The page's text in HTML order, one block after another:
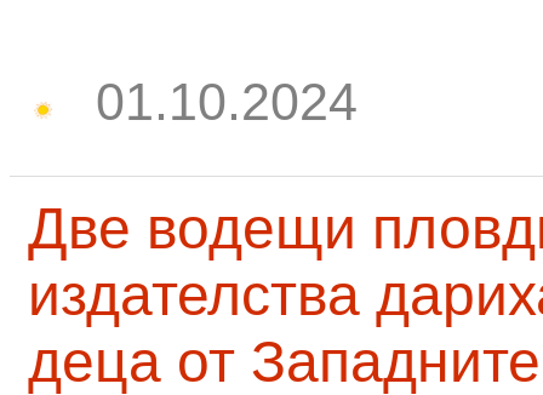
01.10.2024
Две водещи
издателства
деца от